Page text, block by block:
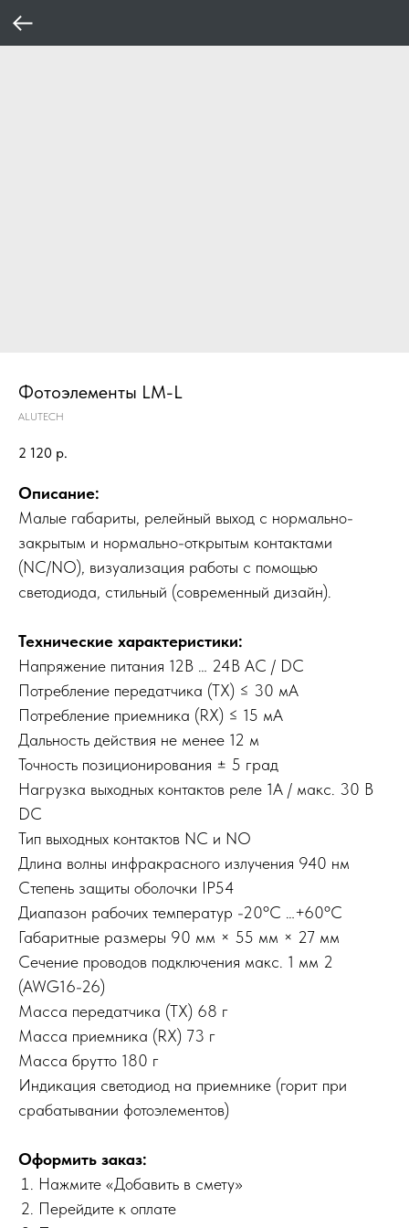
Фотоэлементы LM-L
ALUTECH
2 120 р.
Описание:
Малые габариты, релейный выход с нормально-
закрытым и нормально-открытым контактами
(NC/NO), визуализация работы с помощью
светодиода, стильный (современный дизайн).
Технические характеристики:
Напряжение питания 12В … 24В AC / DC
Потребление передатчика (TX) ≤ 30 мА
Потребление приемника (RX) ≤ 15 мА
Дальность действия не менее 12 м
Точность позиционирования ± 5 град
Нагрузка выходных контактов реле 1А / макс. 30 В
DC
Тип выходных контактов NC и NO
Длина волны инфракрасного излучения 940 нм
Степень защиты оболочки IP54
Диапазон рабочих температур -20ºС …+60ºС
Габаритные размеры 90 мм × 55 мм × 27 мм
Сечение проводов подключения макс. 1 мм 2
(AWG16-26)
Масса передатчика (TX) 68 г
Масса приемника (RX) 73 г
Масса брутто 180 г
Индикация светодиод на приемнике (горит при
срабатывании фотоэлементов)
Оформить заказ:
Нажмите «Добавить в смету»
Перейдите к оплате